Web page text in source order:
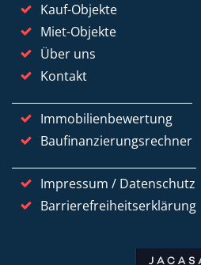
Kauf-Objekte
Miet-Objekte
Über uns
Kontakt
Immobilienbewertung
Baufinanzierungsrechner
Impressum / Datenschutz
Barrierefreiheitserklärung